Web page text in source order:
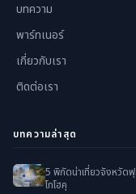
บทความ
พาร์ทเนอร์
เกี่ยวกับเรา
ติดต่อเรา
บทความล่าสุด
5 พิกัดน่าเที่ยวจังหวัด
โทโฮคุ